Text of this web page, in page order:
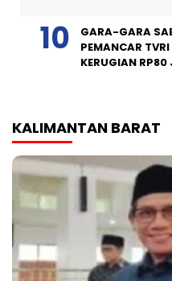
GARA-GARA
PEMANCAR
KERUGIAN RP80
KALIMANTAN BARAT